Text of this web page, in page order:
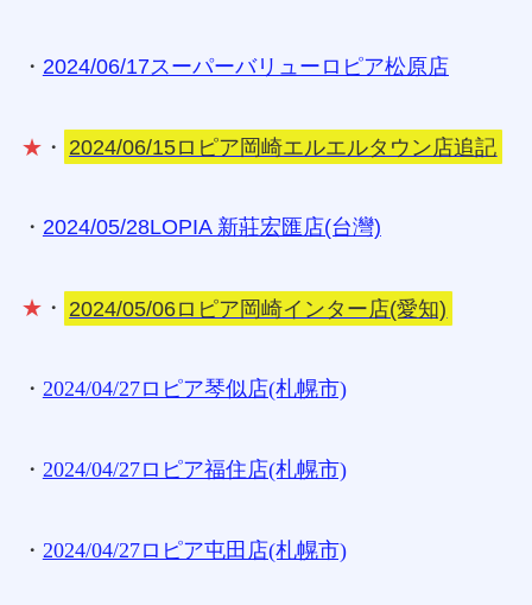
・ 2024/06/17スーパーバリューロピア松原店
★ ・ 2024/06/15ロピア岡崎エルエルタウン店追記
・ 2024/05/28LOPIA 新莊宏匯店(台灣)
★ ・ 2024/05/06ロピア岡崎インター店(愛知)
・ 2024/04/27ロピア琴似店(札幌市)
・ 2024/04/27ロピア福住店(札幌市)
・ 2024/04/27ロピア屯田店(札幌市)